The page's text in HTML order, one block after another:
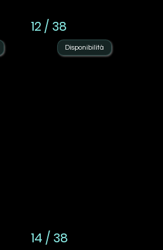
12 / 38
Disponibilità
14 / 38